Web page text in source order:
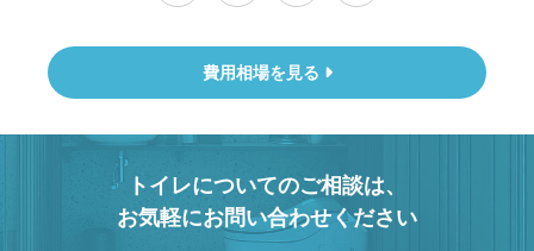
費用相場を見る
トイレについてのご相談は、
お気軽にお問い合わせください